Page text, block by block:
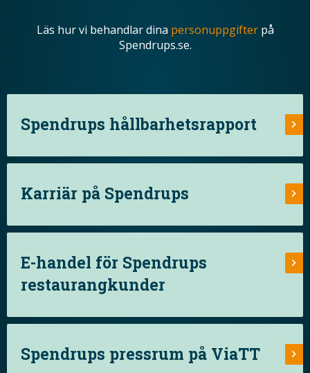
Läs hur vi behandlar dina personuppgifterpå
Spendrups.se.
Spendrups hållbarhetsrapport
Karriär på Spendrups
E-handel för Spendrups
restaurangkunder
Spendrups pressrum på ViaTT